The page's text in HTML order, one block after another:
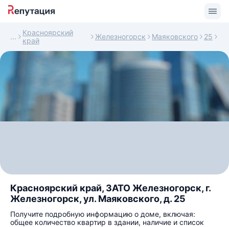
Красноярский
край
Железногорск Маяковского 25
Красноярский край, ЗАТО Железногорск, г.
Железногорск, ул. Маяковского, д. 25
Получите подробную информацию о доме, включая:
общее количество квартир в здании, наличие и список